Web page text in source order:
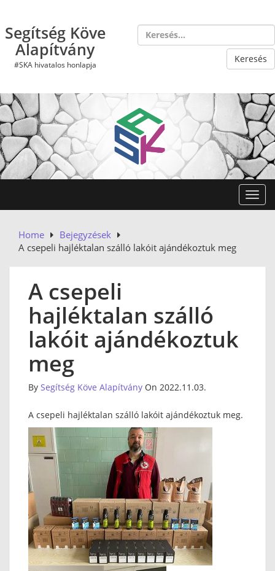
content
Segítség Köve
Alapítvány
#SKA hivatalos honlapja
Home
Bejegyzések
A csepeli hajléktalan szálló lakóit ajándékoztuk meg
A csepeli
hajléktalan szálló
lakóit ajándékoztuk
meg
By Segítség Köve Alapítvány On 2022.11.03.
A csepeli hajléktalan szálló lakóit ajándékoztuk meg.